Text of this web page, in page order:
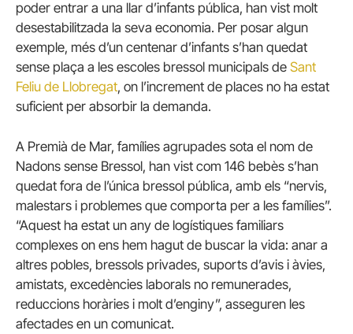
poder entrar a una llar d’infants pública, han vist molt
desestabilitzada la seva economia. Per posar algun
exemple, més d’un centenar d’infants s’han quedat
sense plaça a les escoles bressol municipals de Sant
Feliu de Llobregat, on l’increment de places no ha estat
suficient per absorbir la demanda.
A Premià de Mar, famílies agrupades sota el nom de
Nadons sense Bressol, han vist com 146 bebès s’han
quedat fora de l’única bressol pública, amb els “nervis,
malestars i problemes que comporta per a les famílies”.
“Aquest ha estat un any de logístiques familiars
complexes on ens hem hagut de buscar la vida: anar a
altres pobles, bressols privades, suports d’avis i àvies,
amistats, excedències laborals no remunerades,
reduccions horàries i molt d’enginy”, asseguren les
afectades en un comunicat.